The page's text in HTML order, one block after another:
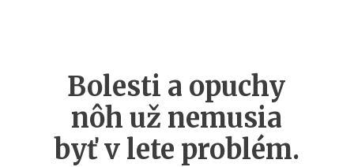
Bolesti a opuchy
nôh už nemusia
byť v lete problém.